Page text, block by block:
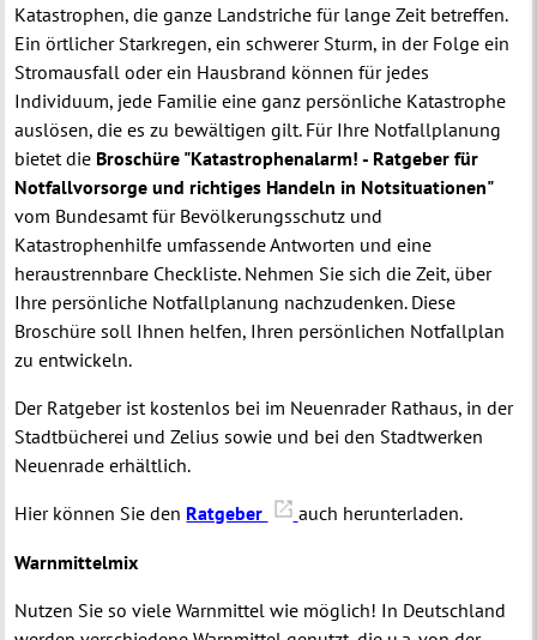
Katastrophen, die ganze Landstriche für lange Zeit betreffen.
Ein örtlicher Starkregen, ein schwerer Sturm, in der Folge ein
Stromausfall oder ein Hausbrand können für jedes
Individuum, jede Familie eine ganz persönliche Katastrophe
auslösen, die es zu bewältigen gilt. Für Ihre Notfallplanung
bietet die Broschüre "Katastrophenalarm! - Ratgeber für
Notfallvorsorge und richtiges Handeln in Notsituationen"
vom Bundesamt für Bevölkerungsschutz und
Katastrophenhilfe umfassende Antworten und eine
heraustrennbare Checkliste. Nehmen Sie sich die Zeit, über
Ihre persönliche Notfallplanung nachzudenken. Diese
Broschüre soll Ihnen helfen, Ihren persönlichen Notfallplan
zu entwickeln.
Der Ratgeber ist kostenlos bei im Neuenrader Rathaus, in der
Stadtbücherei und Zelius sowie und bei den Stadtwerken
Neuenrade erhältlich.
Hier können Sie den Ratgeber auch herunterladen.
Warnmittelmix
Nutzen Sie so viele Warnmittel wie möglich! In Deutschland